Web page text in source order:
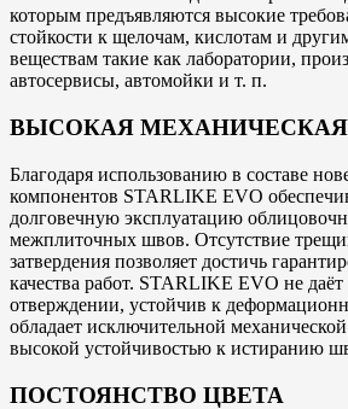
которым предъявляются высокие
стойкости к щелочам, кислотам и
веществам такие как лаборатории,
автосервисы, автомойки и т. п.
ВЫСОКАЯ
Благодаря использованию в составе
компонентов STARLIKE EVO
долговечную эксплуатацию
межплиточных швов. Отсутствие
затвердения позволяет достичь
качества работ. STARLIKE EVO не
отверждении, устойчив к
обладает исключительной
высокой устойчивостью к истиранию
ПОСТОЯНСТВО ЦВЕТА